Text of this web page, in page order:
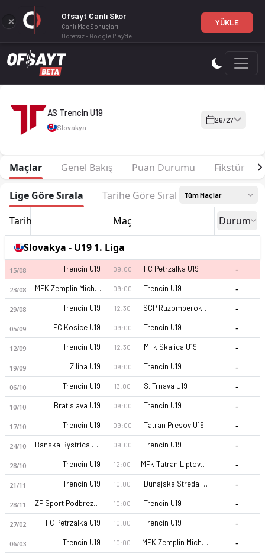
AS Trencin U19 26-27 sezonu | U19 1. Liga'de 1. sırada, 0
AS Trencin U19
Slovakya
26/27
Maçlar Genel Bakış Puan Durumu Fikstür
Lige Göre Sırala Tarihe Göre Sırala Tüm Maçlar
Tarih Maç Durum
Slovakya - U19 1. Liga
15/08 Trencin U19 09:00 FC Petrzalka U19 -
23/08 MFK Zemplin Michalovce U19 09:00 Trencin U19 -
29/08 Trencin U19 12:30 SCP RuzomberokU19 -
05/09 FC Kosice U19 09:00 Trencin U19 -
12/09 Trencin U19 12:30 MFk Skalica U19 -
19/09 Zilina U19 09:00 Trencin U19 -
06/10 Trencin U19 13:00 S. Trnava U19 -
10/10 Bratislava U19 09:00 Trencin U19 -
17/10 Trencin U19 09:00 Tatran Presov U19 -
24/10 Banska Bystrica U19 09:00 Trencin U19 -
28/10 Trencin U19 12:00 MFk Tatran Liptovsky Mikulas U19 -
21/11 Trencin U19 10:00 Dunajska Streda U19 -
28/11 ZP Sport Podbrezova U19 10:00 Trencin U19 -
27/02 FC Petrzalka U19 10:00 Trencin U19 -
06/03 Trencin U19 10:00 MFK Zemplin Michalovce U19 -
Ofsayt Canlı Skor
Canlı Maç Sonuçları
Ücretsiz - Google Play'de
YÜKLE